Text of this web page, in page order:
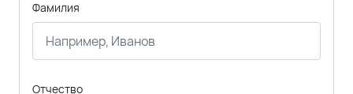
Фамилия
Отчество